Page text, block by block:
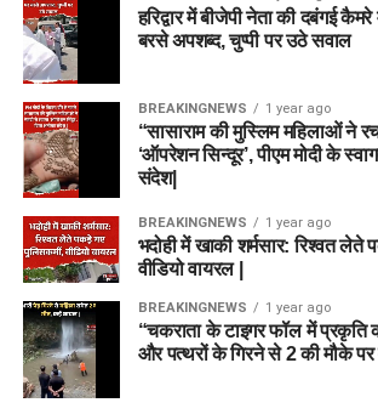
हरिद्वार में बीजेपी नेता की दबंगई
बरसे अपशब्द, चुप्पी पर उठे सवाल
BREAKINGNEWS 1 year ago
“सासाराम की मुस्लिम महिलाओं ने
‘ऑपरेशन सिन्दूर’, पीएम मोदी के
संदेश|
BREAKINGNEWS 1 year ago
भदोही में खाकी शर्मसार: रिश्वत लेते
वीडियो वायरल |
BREAKINGNEWS 1 year ago
“चकराता के टाइगर फॉल में प्रकृति
और पत्थरों के गिरने से 2 की मौके पर